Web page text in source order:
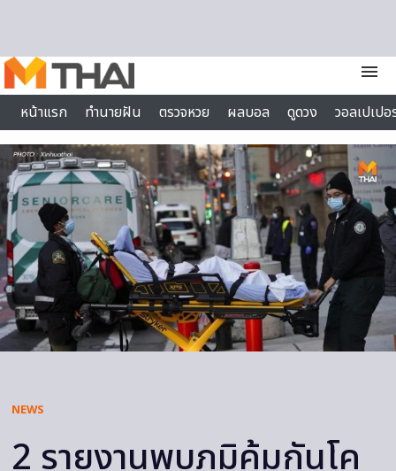
menu
หน้าแรก
ทำนายฝัน ตรวจหวย ผลบอล ดูดวง
วอลเปเป
ไลฟ์สไตล์
NEWS
2 รายงานพบภูมิคุ้มกันโค